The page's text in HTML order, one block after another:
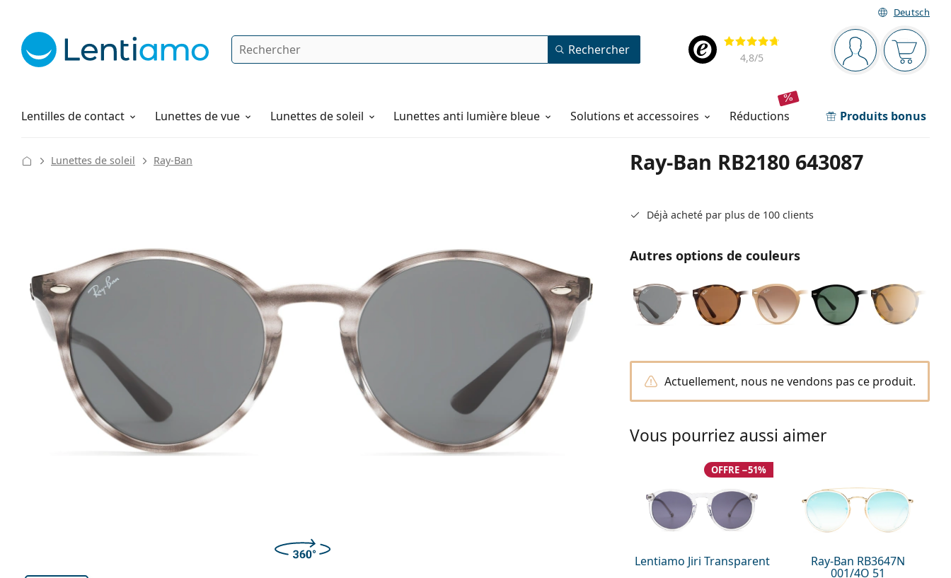
Deutsch
Barre de navigation
Vous êtesVotre
Évaluation
4,8/5
Rechercher Rechercher
Lentilles de contact
Produits d'entretien Lunettes de vue Lunettes de soleil Lunettes anti lumière bleue Solutions et accessoires réductions Produits bonus
Comment commander
Ray-Ban RB2180 643087
Lunettes de soleil Ray-Ban
Déjà acheté par plus de 100 clients
Autres options de couleurs
Actuellement, nous ne vendons pas ce produit.
Vous pourriez aussi aimer
Lentiamo Jiri Transparent
OFFRE −51%
Ray-Ban RB3647N
001/4O 51